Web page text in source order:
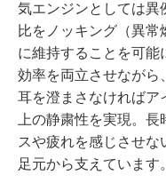
気エンジンとしては異
比をノッキング（異
に維持することを可能
効率を両立させながら
耳を澄まさなければア
上の静粛性を実現。
スや疲れを感じさせ
足元から支えています。